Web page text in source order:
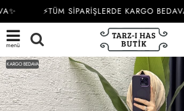
⚡TÜM SİPARİŞLERDE KARGO BEDAVA✨
menü
KARGO BEDAVA